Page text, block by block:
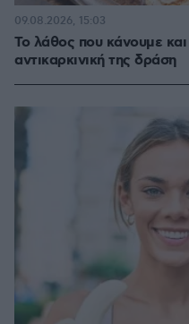
Το λάθος που κάνουμε
αντικαρκινική της δράση
09.08.2026, 15:03